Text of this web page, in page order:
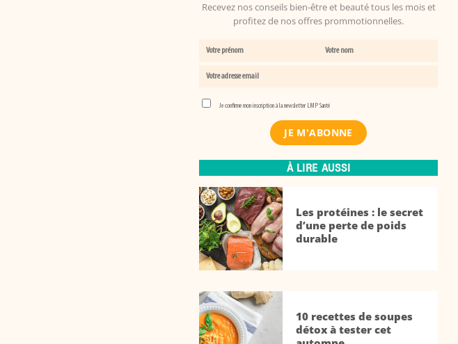
Recevez nos conseils bien-être et beauté tous les mois et
profitez de nos offres prommotionnelles.
Je confirme mon inscription à la newsletter LMP Santé
À LIRE AUSSI
Les protéines : le secret
d’une perte de poids
durable
10 recettes de soupes
détox à tester cet